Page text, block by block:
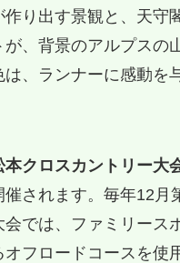
り出す景観と、天守
、背景のアルプスの
、ランナーに感動を
本クロスカントリー大
されます。毎年12月
会では、ファミリース
フロードコースを使